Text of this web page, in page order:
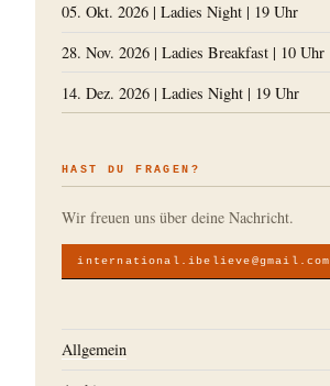
05. Okt. 2026 | Ladies Night | 19 Uhr
28. Nov. 2026 | Ladies Breakfast | 10 Uhr
14. Dez. 2026 | Ladies Night | 19 Uhr
HAST DU FRAGEN?
Wir freuen uns über deine Nachricht.
international.ibelieve@gmail.com
Allgemein